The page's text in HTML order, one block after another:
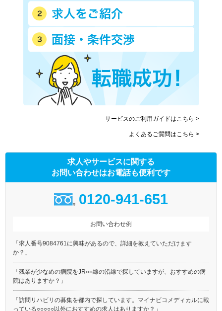
サービスのご利用ガイドはこちら >
よくあるご質問はこちら >
求人やサービスに関する
お問い合わせはお電話も便利です
0120-941-651
お問い合わせ例
「求人番号9084761に興味があるので、詳細を教えていただけます
か？」
「残業が少なめの病院をJR○○線の沿線で探していますが、おすすめの病
院はありますか？」
「訪問リハビリの募集を都内で探しています。マイナビコメディカルに載
っている○○○○○以外におすすめの求人はありますか？」